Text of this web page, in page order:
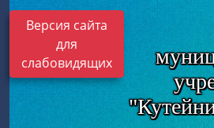
Версия сайта
для
слабовидящих